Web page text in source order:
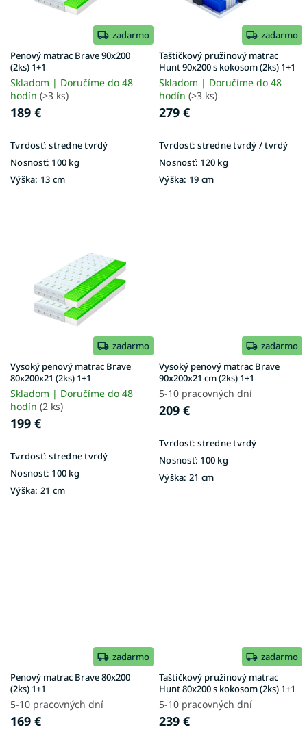
u
k
t
o
v
zadarmo
Penový matrac Brave 90x200
(2ks) 1+1
Skladom | Doručíme do 48
hodín (>3 ks)
189 €
Tvrdosť: stredne tvrdý
Nosnosť: 100 kg
Výška: 13 cm
zadarmo
Taštičkový pružinový matrac
Hunt 90x200 s kokosom (2ks) 1+1
Skladom | Doručíme do 48
hodín (>3 ks)
279 €
Tvrdosť: stredne tvrdý / tvrdý
Nosnosť: 120 kg
Výška: 19 cm
zadarmo
Vysoký penový matrac Brave
80x200x21 (2ks) 1+1
Skladom | Doručíme do 48
hodín (2 ks)
199 €
Tvrdosť: stredne tvrdý
Nosnosť: 100 kg
Výška: 21 cm
zadarmo
Vysoký penový matrac Brave
90x200x21 cm (2ks) 1+1
5-10 pracovných dní
209 €
Tvrdosť: stredne tvrdý
Nosnosť: 100 kg
Výška: 21 cm
zadarmo
Penový matrac Brave 80x200
(2ks) 1+1
5-10 pracovných dní
169 €
zadarmo
Taštičkový pružinový matrac
Hunt 80x200 s kokosom (2ks) 1+1
5-10 pracovných dní
239 €